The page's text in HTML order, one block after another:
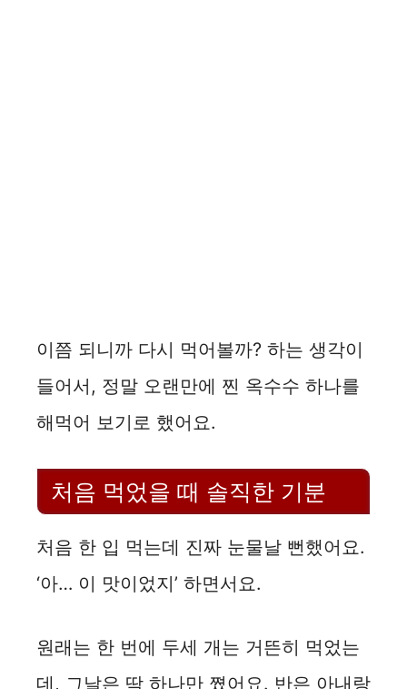
이쯤 되니까 다시 먹어볼까? 하는 생각이
들어서, 정말 오랜만에 찐 옥수수 하나를
해먹어 보기로 했어요.
처음 먹었을 때 솔직한 기분
처음 한 입 먹는데 진짜 눈물날 뻔했어요.
‘아… 이 맛이었지’ 하면서요.
원래는 한 번에 두세 개는 거뜬히 먹었는
데, 그날은 딱 하나만 쪘어요. 반은 아내랑